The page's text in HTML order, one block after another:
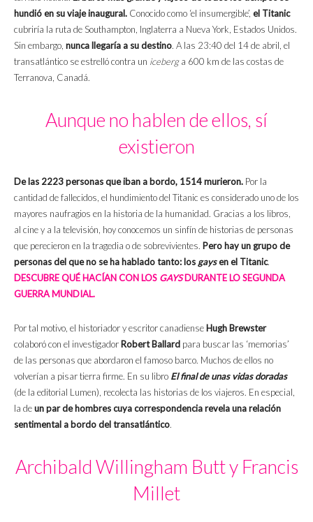
hundió en su viaje inaugural. Conocido como ‘el insumergible’, el Titanic
cubriría la ruta de Southampton, Inglaterra a Nueva York, Estados Unidos.
Sin embargo, nunca llegaría a su destino. A las 23:40 del 14 de abril, el
transatlántico se estrelló contra un iceberga 600 km de las costas de
Terranova, Canadá.
Aunque no hablen de ellos, sí
existieron
De las 2223 personas que iban a bordo, 1514 murieron. Por la
cantidad de fallecidos, el hundimiento del Titanic es considerado uno de los
mayores naufragios en la historia de la humanidad. Gracias a los libros,
al cine y a la televisión, hoy conocemos un sinfín de historias de personas
que perecieron en la tragedia o de sobrevivientes. Pero hay un grupo de
personas del que no se ha hablado tanto: losgaysen el Titanic.
DESCUBRE QUÉ HACÍAN CON LOS GAYSDURANTE LO SEGUNDA
GUERRA MUNDIAL.
Por tal motivo, el historiador y escritor canadiense Hugh Brewster
colaboró con el investigador Robert Ballard para buscar las ‘memorias’
de las personas que abordaron el famoso barco. Muchos de ellos no
volverían a pisar tierra firme. En su libro El final de unas vidas doradas
(de la editorial Lumen), recolecta las historias de los viajeros. En especial,
la deun par de hombres cuya correspondencia revela una relación
sentimental a bordo del transatlántico.
Archibald Willingham Butt y Francis
Millet